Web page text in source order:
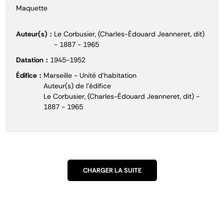
Maquette
Auteur(s)
Le Corbusier, (Charles-Édouard Jeanneret, dit)
- 1887 - 1965
Datation
1945-1952
Édifice
Marseille - Unité d'habitation
Auteur(s) de l'édifice
Le Corbusier, (Charles-Édouard Jeanneret, dit) -
1887 - 1965
CHARGER LA SUITE